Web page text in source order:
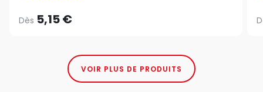
Dès 5,15 €
VOIR PLUS DE PRODUITS